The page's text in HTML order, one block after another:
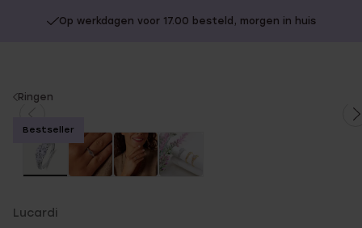
Op werkdagen voor 17.00 besteld, morgen in huis
You
here:
Ringen
Bestseller
Lucardi